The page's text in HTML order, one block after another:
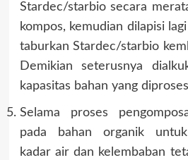
Stardec/starbio secara
kompos, kemudian dilapisi
taburkan Stardec/starbio
Demikian seterusnya
kapasitas bahan yang diproses
Selama proses
pada bahan organik
kadar air dan kelembaban